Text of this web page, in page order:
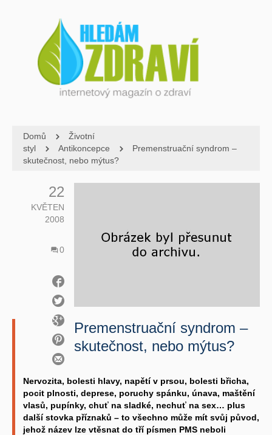
Domů
Životní
styl
Antikoncepce
Premenstruační syndrom –
skutečnost, nebo mýtus?
22
KVĚTEN
2008
0
Premenstruační syndrom –
skutečnost, nebo mýtus?
Nervozita, bolesti hlavy, napětí v prsou, bolesti břicha,
pocit plnosti, deprese, poruchy spánku, únava, maštění
vlasů, pupínky, chuť na sladké, nechuť na sex… plus
další stovka příznaků – to všechno může mít svůj původ,
jehož název lze vtěsnat do tří písmen PMS neboli